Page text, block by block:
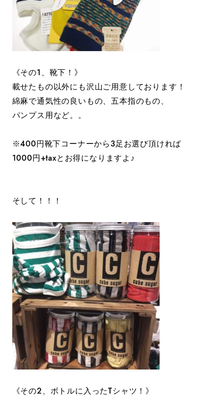
《その1、靴下！》
載せたもの以外にも沢山ご用意しております！
綿麻で通気性の良いもの、五本指のもの、
パンプス用など。。
※400円靴下コーナーから3足お選び頂ければ
1000円+taxとお得になりますよ♪
そして！！！
《その2、ボトルに入ったTシャツ！》